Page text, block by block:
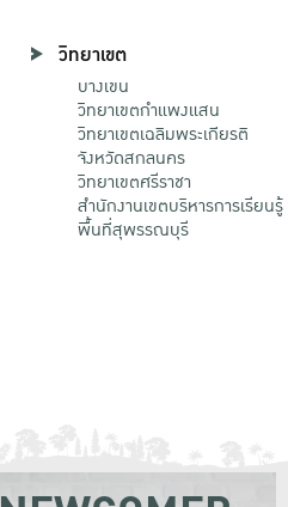
วิทยาเขต
บางเขน
วิทยาเขตกําแพงแสน
วิทยาเขตเฉลิมพระเกียรติ
จังหวัดสกลนคร
วิทยาเขตศรีราชา
สำนักงานเขตบริหารการเรียนรู้
พื้นที่สุพรรณบุรี